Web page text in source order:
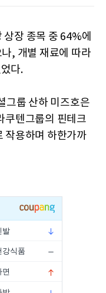
장 종목 중 64%에
, 개별 재료에 따라
다.
그룹 산하 미즈호은
쿠텐그룹의 핀테크
작용하며 하한가까